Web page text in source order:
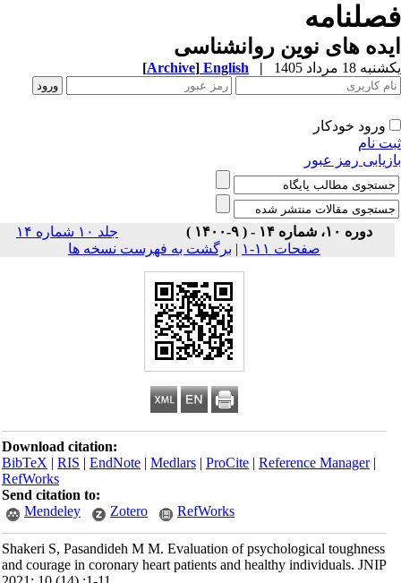
های نوین روانشناسی
18 مرداد 1405 |
English
[Archive]
ورود خودکار
نام
رمز عبور
دوره ۱۰، شماره ۱۴ - ( ۹-۱۴۰۰ )
جلد ۱۰ شماره ۱۴
صفحات ۱۱-۱
| برگشت به فهرست نسخه ها
Download citation:
BibTeX|RIS|EndNote|Medlars|ProCite|Reference Manager
RefWorks
Send citation to:
Mendeley
Zotero RefWorks
Shakeri S, Pasandideh M M. Evaluation of psychological toughness
and courage in coronary heart patients and healthy individuals. JNIP